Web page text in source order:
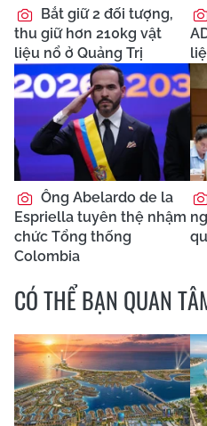
Bắt giữ 2 đối tượng,
thu giữ hơn 210kg vật
liệu nổ ở Quảng Trị
Ông Abelardo de la
Espriella tuyên thệ nhậm
chức Tổng thống
Colombia
CÓ THỂ BẠN QUAN